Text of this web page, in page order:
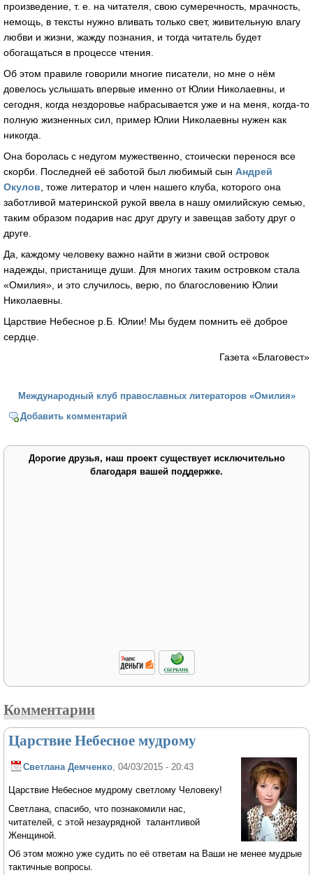
произведение, т. е. на читателя, свою сумеречность, мрачность,
немощь, в тексты нужно вливать только свет, живительную влагу
любви и жизни, жажду познания, и тогда читатель будет
обогащаться в процессе чтения.
Об этом правиле говорили многие писатели, но мне о нём
довелось услышать впервые именно от Юлии Николаевны, и
сегодня, когда нездоровье набрасывается уже и на меня, когда-то
полную жизненных сил, пример Юлии Николаевны нужен как
никогда.
Она боролась с недугом мужественно, стоически перенося все
скорби. Последней её заботой был любимый сын Андрей
Окулов , тоже литератор и член нашего клуба, которого она
заботливой материнской рукой ввела в нашу омилийскую семью,
таким образом подарив нас друг другу и завещав заботу друг о
друге.
Да, каждому человеку важно найти в жизни свой островок
надежды, пристанище души. Для многих таким островком стала
«Омилия», и это случилось, верю, по благословению Юлии
Николаевны.
Царствие Небесное р.Б. Юлии! Мы будем помнить её доброе
сердце.
Газета «Благовест»
Международный клуб православных литераторов «Омилия»
Добавить комментарий
Дорогие друзья, наш проект существует исключительно
благодаря вашей поддержке.
Комментарии
Царствие Небесное мудрому
Светлана Демченко, 04/03/2015 - 20:43
Царствие Небесное мудрому светлому Человеку!
Светлана, спасибо, что познакомили нас,
читателей, с этой незаурядной талантливой
Женщиной.
Об этом можно уже судить по её ответам на Ваши не менее мудрые
тактичные вопросы.